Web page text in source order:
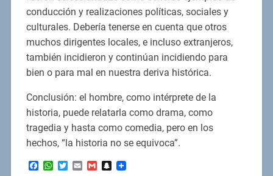
conducción y realizaciones políticas, sociales y
culturales. Debería tenerse en cuenta que otros
muchos dirigentes locales, e incluso extranjeros,
también incidieron y continúan incidiendo para
bien o para mal en nuestra deriva histórica.
Conclusión: el hombre, como intérprete de la
historia, puede relatarla como drama, como
tragedia y hasta como comedia, pero en los
hechos, “la historia no se equivoca”.
Facebook
WhatsApp
Twitter
EmailGmailSnapchat